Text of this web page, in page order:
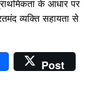
के आधार पर
व्यक्ति सहायता से
Post